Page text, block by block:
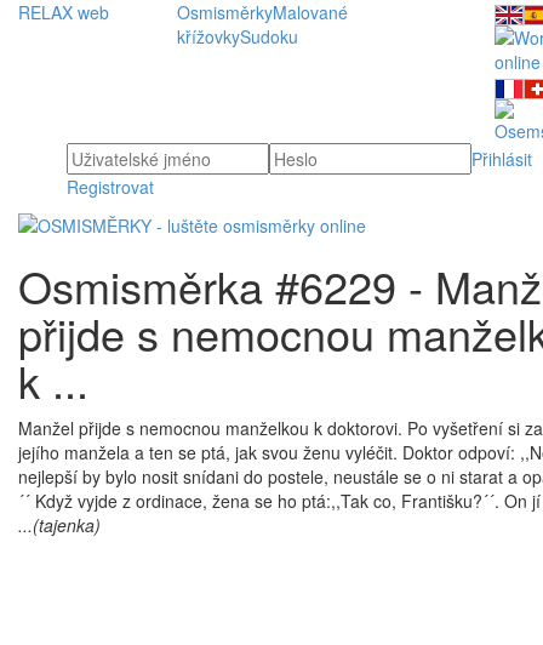
RELAX web OsmisměrkyMalované
křížovkySudoku
Přihlásit
Registrovat
Osmisměrka #6229 -
přijde s nemocnou
k ...
Manžel přijde s nemocnou manželkou k doktorovi. Po vyšetření si
jejího manžela a ten se ptá, jak svou ženu vyléčit. Doktor odpoví:
nejlepší by bylo nosit snídani do postele, neustále se o ni starat a
´´ Když vyjde z ordinace, žena se ho ptá:,,Tak co, Františku?´´. On
...(tajenka)